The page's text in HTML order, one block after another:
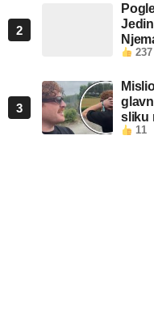
2
237
3
sliku
11